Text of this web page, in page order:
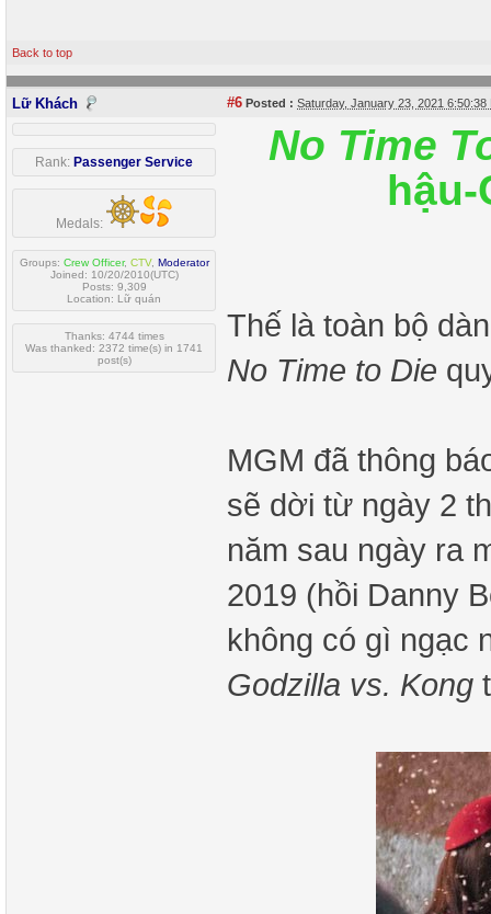
Back to top
Lữ Khách #6 Posted : Saturday, January 23, 2021 6:50:38
Rank: Passenger Service
Medals:
Groups: Crew Officer, CTV, Moderator
Joined: 10/20/2010(UTC)
Posts: 9,309
Location: Lữ quán
Thanks: 4744 times
Was thanked: 2372 time(s) in 1741
post(s)
No Time
Thế là toàn bộ
No Time to Die
MGM đã thông
sẽ dời từ ngày 2
năm sau ngày ra
2019 (hồi Danny
không có gì ngạc
Godzilla vs. Kong